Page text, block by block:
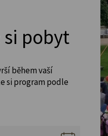
pobyt
během vaší
si program podle